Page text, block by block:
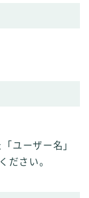
ユーザー名」
ださい。